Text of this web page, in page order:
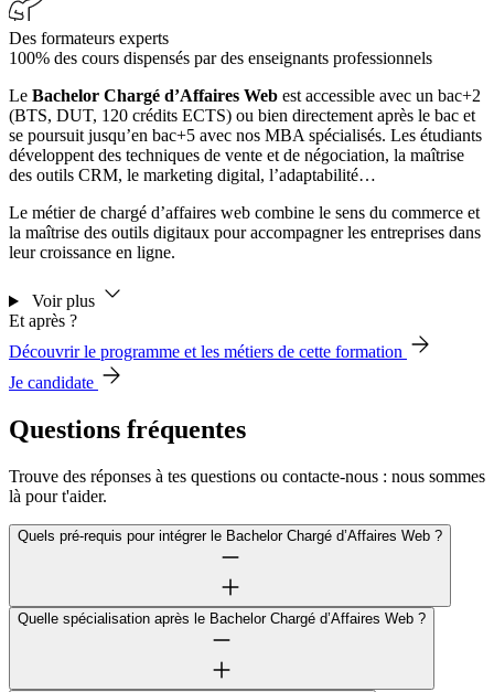
Des formateurs experts
100% des cours dispensés par des enseignants professionnels
Le Bachelor Chargé d’Affaires Web est accessible avec un bac+2
(BTS, DUT, 120 crédits ECTS) ou bien directement après le bac et
se poursuit jusqu’en bac+5 avec nos MBA spécialisés. Les étudiants
développent des techniques de vente et de négociation, la maîtrise
des outils CRM, le marketing digital, l’adaptabilité…
Le métier de chargé d’affaires web combine le sens du commerce et
la maîtrise des outils digitaux pour accompagner les entreprises dans
leur croissance en ligne.
Voir plus
Et après ?
Découvrir le programme et les métiers de cette formation
Je candidate
Questions fréquentes
Trouve des réponses à tes questions ou contacte-nous : nous sommes
là pour t'aider.
Quels pré-requis pour intégrer le Bachelor Chargé d’Affaires Web ?
Quelle spécialisation après le Bachelor Chargé d’Affaires Web ?